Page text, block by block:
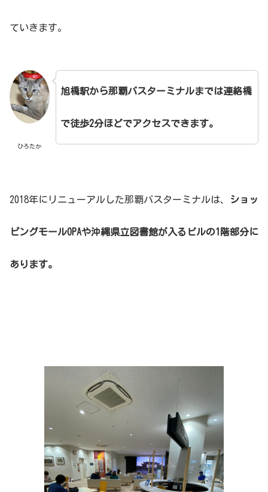
ていきます。
ひろたか
旭橋駅から那覇バスターミナルまでは連絡橋
で徒歩2分ほどでアクセスできます。
2018年にリニューアルした那覇バスターミナルは、 ショッ
ピングモールOPAや沖縄県立図書館が入るビルの1階部分に
あります。